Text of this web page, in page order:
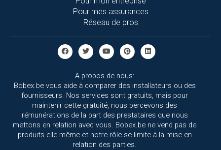
Pour mes assurances
Réseau de pros
A propos de nous:
Bobex.be vous aide à comparer des installateurs ou des
fournisseurs. Nos services sont gratuits, mais pour
maintenir cette gratuité, nous percevons des
rémunérations de la part des prestataires que nous
mettons en relation avec vous. Bobex.be ne vend pas de
produits elle-même et notre rôle se limite à la mise en
relation des parties.